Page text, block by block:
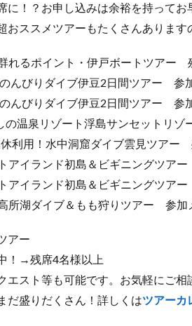
に！？お申し込みは余裕を持って
おススメツアーもたくさんあります
れるポイント・伊戸ボートツアー
んびりダイブ伊豆2日間ツアー 参
んびりダイブ伊豆2日間ツアー 参
の温泉リゾート浮島サンセットリ
利用！水中洞窟ダイブ雲見ツアー
アイランド初島＆ビギニングツア
アイランド初島＆ビギニングツア
所湖ダイブ＆もも狩りツアー 参加
アー
！→残席4名様以上
エスト等も可能です。お気軽にご相
だ盛りだくさん！詳しくはツアーカ